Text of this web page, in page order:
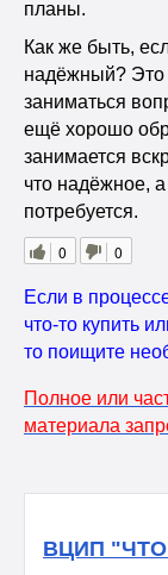
планы.
Как же быть,
надёжный? Это
заниматься
ещё хорошо
занимается
что надёжное,
потребуется.
0
0
Если в
что-то купить
то поищите
Полное или
материала
ВЦИП